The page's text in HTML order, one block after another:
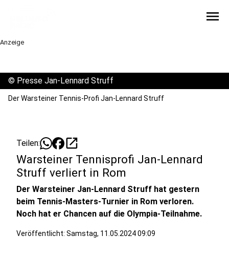
menu
Anzeige
© Presse Jan-Lennard Struff
Der Warsteiner Tennis-Profi Jan-Lennard Struff
Teilen: open_in_new
Warsteiner Tennisprofi Jan-Lennard
Struff verliert in Rom
Der Warsteiner Jan-Lennard Struff hat gestern
beim Tennis-Masters-Turnier in Rom verloren.
Noch hat er Chancen auf die Olympia-Teilnahme.
Veröffentlicht: Samstag, 11.05.2024 09:09